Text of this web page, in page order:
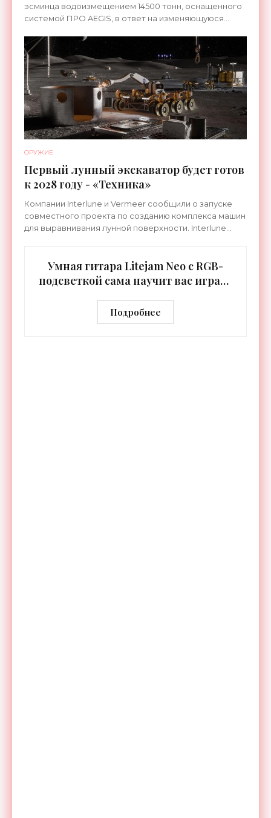
эсминца водоизмещением 14500 тонн, оснащенного
системой ПРО AEGIS, в ответ на изменяющуюся
ракетные
ОРУЖИЕ
Первый лунный экскаватор будет готов
к 2028 году - «Техника»
Компании Interlune и Vermeer сообщили о запуске
совместного проекта по созданию комплекса машин
для выравнивания лунной поверхности. Interlune
Умная гитара Litejam Neo с RGB-
подсветкой сама научит вас играть
Подробнее